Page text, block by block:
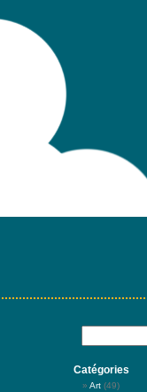
Catégories
Art (49)